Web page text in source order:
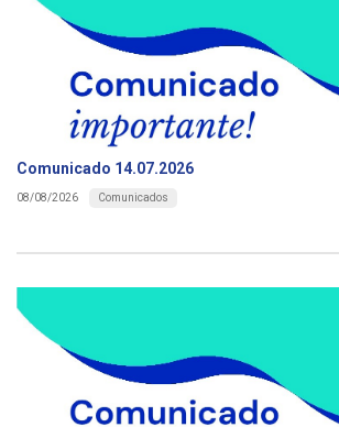
Comunicado 14.07.2026
08/08/2026 Comunicados